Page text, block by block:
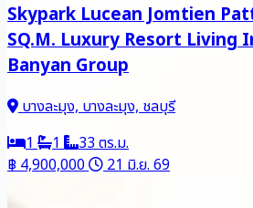
Skypark Lucean Jomtien
SQ.M. Luxury Resort Living
Banyan Group
บางละมุง, บางละมุง, ชลบุรี
1
1
33 ตร.ม.
฿ 4,900,000
21 มิ.ย. 69